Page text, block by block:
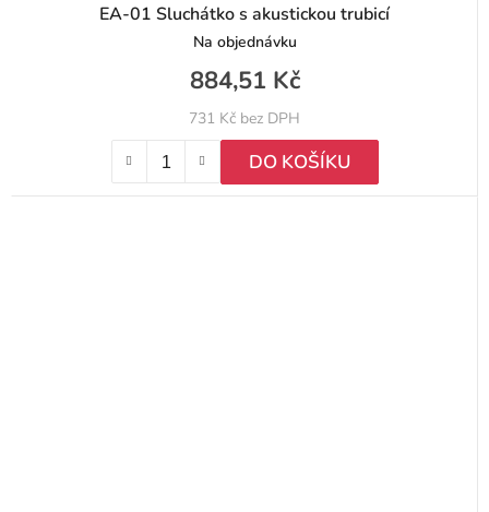
EA-01 Sluchátko s akustickou trubicí
Na objednávku
731 Kč bez DPH
884,51 Kč
DO KOŠÍKU